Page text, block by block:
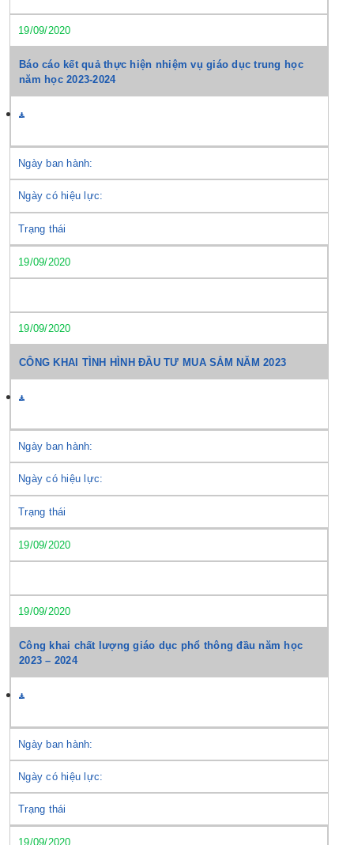
19/09/2020
Báo cáo kết quả thực hiện nhiệm vụ giáo dục trung học
năm học 2023-2024
Ngày ban hành:
Ngày có hiệu lực:
Trạng thái
19/09/2020
19/09/2020
CÔNG KHAI TÌNH HÌNH ĐẦU TƯ MUA SẮM NĂM 2023
Ngày ban hành:
Ngày có hiệu lực:
Trạng thái
19/09/2020
19/09/2020
Công khai chất lượng giáo dục phổ thông đầu năm học
2023 – 2024
Ngày ban hành:
Ngày có hiệu lực:
Trạng thái
19/09/2020